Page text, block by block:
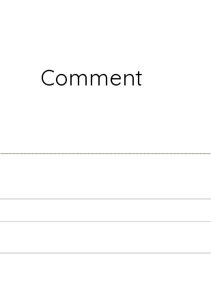
Comment